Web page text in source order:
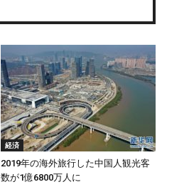
経済
2019年の海外旅行した中国人観光客
数が1億6800万人に